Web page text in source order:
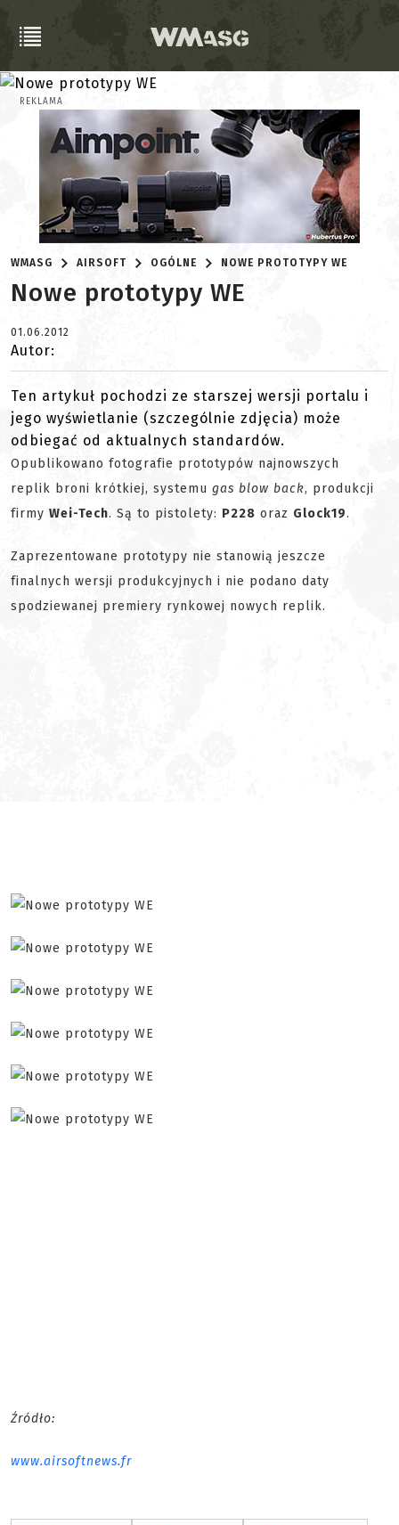
REKLAMA
WMASG AIRSOFT OGÓLNE NOWE PROTOTYPY WE
Nowe prototypy WE
01.06.2012
Autor:
Ten artykuł pochodzi ze starszej wersji portalu i
jego wyświetlanie (szczególnie zdjęcia) może
odbiegać od aktualnych standardów.
Opublikowano fotografie prototypów najnowszych
replik broni krótkiej, systemu gas blow back, produkcji
firmy Wei-Tech. Są to pistolety: P228 oraz Glock19.
Zaprezentowane prototypy nie stanowią jeszcze
finalnych wersji produkcyjnych i nie podano daty
spodziewanej premiery rynkowej nowych replik.
Źródło:
www.airsoftnews.fr